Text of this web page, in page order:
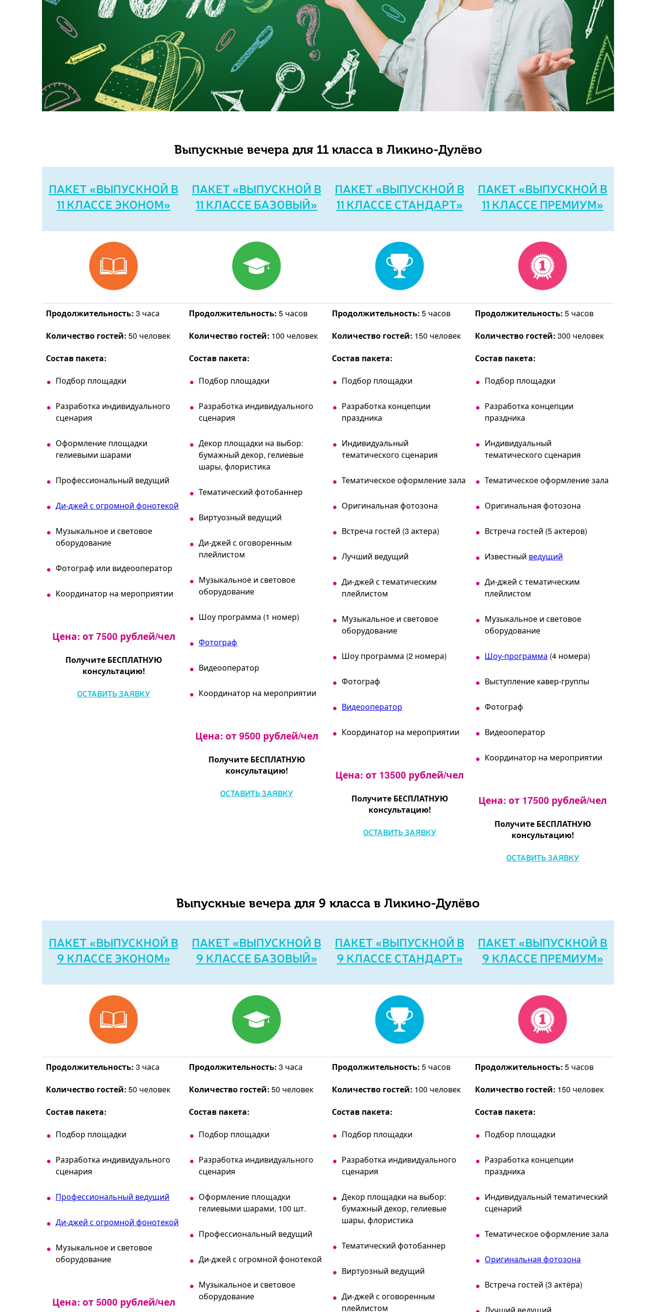
Выпускные вечера для 11 класса в Ликино-Дулёво
ПАКЕТ «ВЫПУСКНОЙ В
11 КЛАССЕ ЭКОНОМ»
ПАКЕТ «ВЫПУСКНОЙ В
11 КЛАССЕ БАЗОВЫЙ»
ПАКЕТ «ВЫПУСКНОЙ В
11 КЛАССЕ СТАНДАРТ»
ПАКЕТ «ВЫПУСКНОЙ В
11 КЛАССЕ ПРЕМИУМ»
Продолжительность: 3 часа
Количество гостей: 50 человек
Состав пакета:
Подбор площадки
Разработка индивидуального
сценария
Оформление площадки
гелиевыми шарами
Профессиональный ведущий
Ди-джей с огромной фонотекой
Музыкальное и световое
оборудование
Фотограф или видеооператор
Координатор на мероприятии
Цена: от 7500 рублей/чел
Получите БЕСПЛАТНУЮ
консультацию!
ОСТАВИТЬ ЗАЯВКУ
Продолжительность: 5 часов
Количество гостей: 100 человек
Состав пакета:
Подбор площадки
Разработка индивидуального
сценария
Декор площадки на выбор:
бумажный декор, гелиевые
шары, флористика
Тематический фотобаннер
Виртуозный ведущий
Ди-джей с оговоренным
плейлистом
Музыкальное и световое
оборудование
Шоу программа (1 номер)
Фотограф
Видеооператор
Координатор на мероприятии
Цена: от 9500 рублей/чел
Получите БЕСПЛАТНУЮ
консультацию!
ОСТАВИТЬ ЗАЯВКУ
Продолжительность: 5 часов
Количество гостей: 150 человек
Состав пакета:
Подбор площадки
Разработка концепции
праздника
Индивидуальный
тематического сценария
Тематическое оформление зала
Оригинальная фотозона
Встреча гостей (3 актера)
Лучший ведущий
Ди-джей с тематическим
плейлистом
Музыкальное и световое
оборудование
Шоу программа (2 номера)
Фотограф
Видеооператор
Координатор на мероприятии
Цена: от 13500 рублей/чел
Получите БЕСПЛАТНУЮ
консультацию!
ОСТАВИТЬ ЗАЯВКУ
Продолжительность: 5 часов
Количество гостей: 300 человек
Состав пакета:
Подбор площадки
Разработка концепции
праздника
Индивидуальный
тематического сценария
Тематическое оформление зала
Оригинальная фотозона
Встреча гостей (5 актеров)
Известный ведущий
Ди-джей с тематическим
плейлистом
Музыкальное и световое
оборудование
Шоу-программа (4 номера)
Выступление кавер-группы
Фотограф
Видеооператор
Координатор на мероприятии
Цена: от 17500 рублей/чел
Получите БЕСПЛАТНУЮ
консультацию!
ОСТАВИТЬ ЗАЯВКУ
Выпускные вечера для 9 класса в Ликино-Дулёво
ПАКЕТ «ВЫПУСКНОЙ В
9 КЛАССЕ ЭКОНОМ»
ПАКЕТ «ВЫПУСКНОЙ В
9 КЛАССЕ БАЗОВЫЙ»
ПАКЕТ «ВЫПУСКНОЙ В
9 КЛАССЕ СТАНДАРТ»
ПАКЕТ «ВЫПУСКНОЙ В
9 КЛАССЕ ПРЕМИУМ»
Продолжительность: 3 часа
Количество гостей: 50 человек
Состав пакета:
Подбор площадки
Разработка индивидуального
сценария
Профессиональный ведущий
Ди-джей с огромной фонотекой
Музыкальное и световое
оборудование
Цена: от 5000 рублей/чел
Продолжительность: 3 часа
Количество гостей: 50 человек
Состав пакета:
Подбор площадки
Разработка индивидуального
сценария
Оформление площадки
гелиевыми шарами, 100 шт.
Профессиональный ведущий
Ди-джей с огромной фонотекой
Музыкальное и световое
оборудование
Продолжительность: 5 часов
Количество гостей: 100 человек
Состав пакета:
Подбор площадки
Разработка индивидуального
сценария
Декор площадки на выбор:
бумажный декор, гелиевые
шары, флористика
Тематический фотобаннер
Виртуозный ведущий
Ди-джей с оговоренным
плейлистом
Продолжительность: 5 часов
Количество гостей: 150 человек
Состав пакета:
Подбор площадки
Разработка концепции
праздника
Индивидуальный тематический
сценарий
Тематическое оформление зала
Оригинальная фотозона
Встреча гостей (3 актёра)
Лучший ведущий